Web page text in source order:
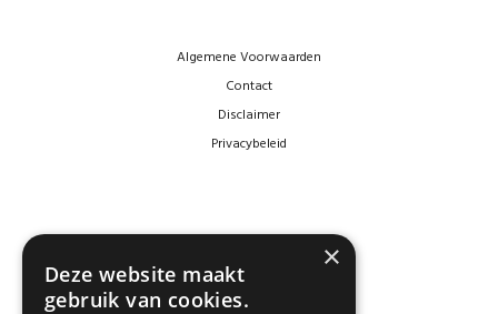
Algemene Voorwaarden
Contact
Disclaimer
Privacybeleid
×
Deze website maakt
gebruik van cookies.